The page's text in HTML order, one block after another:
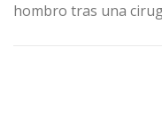
hombro tras una